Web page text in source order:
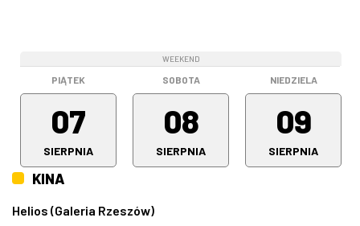
PIĄTEK
07
SIERPNIA
WEEKEND
SOBOTA
08
SIERPNIA
NIEDZIELA
09
SIERPNIA
KINA
Helios (Galeria Rzeszów)